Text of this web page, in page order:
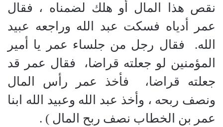
نقص هذا المال أو هلك لضمناه ، فقال
عمر أدياه فسكت عبد الله وراجعه عبيد
الله.
فقال رجل من جلساء عمر يا أمير
المؤمنين لو جعلته قراضا،
فقال عمر قد
جعلته قراضا،
فأخذ عمر رأس المال
ونصف ربحه ، وأخذ عبد الله وعبيد الله ابنا
عمر بن الخطاب نصف ربح المال )
.